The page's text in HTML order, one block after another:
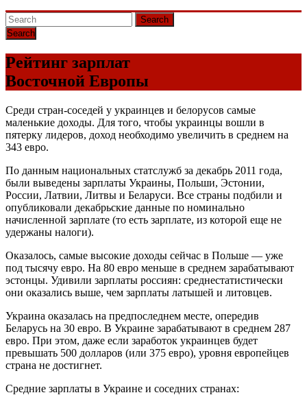
Search
Рейтинг зарплат
Восточной Европы
Среди стран-соседей у украинцев и белорусов самые
маленькие доходы. Для того, чтобы украинцы вошли в
пятерку лидеров, доход необходимо увеличить в среднем на
343 евро.
По данным национальных статслужб за декабрь 2011 года,
были выведены зарплаты Украины, Польши, Эстонии,
России, Латвии, Литвы и Беларуси. Все страны подбили и
опубликовали декабрьские данные по номинально
начисленной зарплате (то есть зарплате, из которой еще не
удержаны налоги).
Оказалось, самые высокие доходы сейчас в Польше — уже
под тысячу евро. На 80 евро меньше в среднем зарабатывают
эстонцы. Удивили зарплаты россиян: среднестатистически
они оказались выше, чем зарплаты латышей и литовцев.
Украина оказалась на предпоследнем месте, опередив
Беларусь на 30 евро. В Украине зарабатывают в среднем 287
евро. При этом, даже если заработок украинцев будет
превышать 500 долларов (или 375 евро), уровня европейцев
страна не достигнет.
Средние зарплаты в Украине и соседних странах: